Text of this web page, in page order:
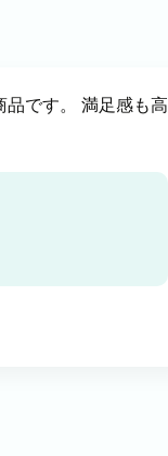
です。 満足感も高